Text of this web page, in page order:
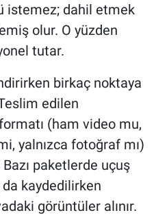
istemez; dahil etmek
olur. O yüzden
tutar.
birkaç noktaya
edilen
(ham video mu,
yalnızca fotoğraf mı)
paketlerde uçuş
da kaydedilirken
görüntüler alınır.